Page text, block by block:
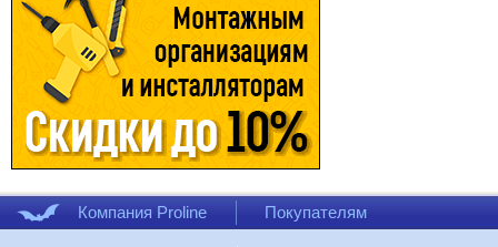
Компания Proline Покупателям